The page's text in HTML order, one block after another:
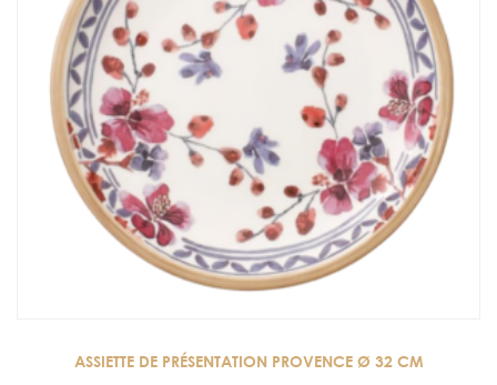
ASSIETTE DE PRÉSENTATION PROVENCE Ø 32 CM